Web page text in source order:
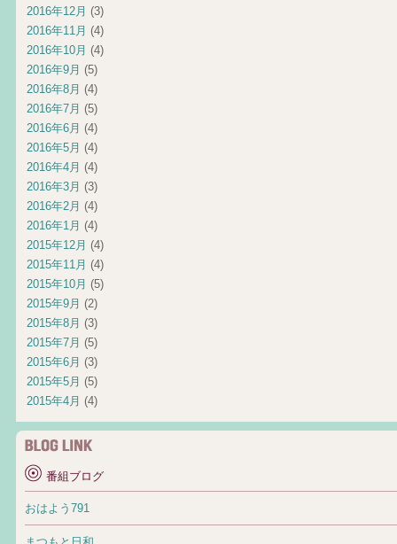
2016年12月 (3)
2016年11月 (4)
2016年10月 (4)
2016年9月 (5)
2016年8月 (4)
2016年7月 (5)
2016年6月 (4)
2016年5月 (4)
2016年4月 (4)
2016年3月 (3)
2016年2月 (4)
2016年1月 (4)
2015年12月 (4)
2015年11月 (4)
2015年10月 (5)
2015年9月 (2)
2015年8月 (3)
2015年7月 (5)
2015年6月 (3)
2015年5月 (5)
2015年4月 (4)
番組ブログ
おはよう791